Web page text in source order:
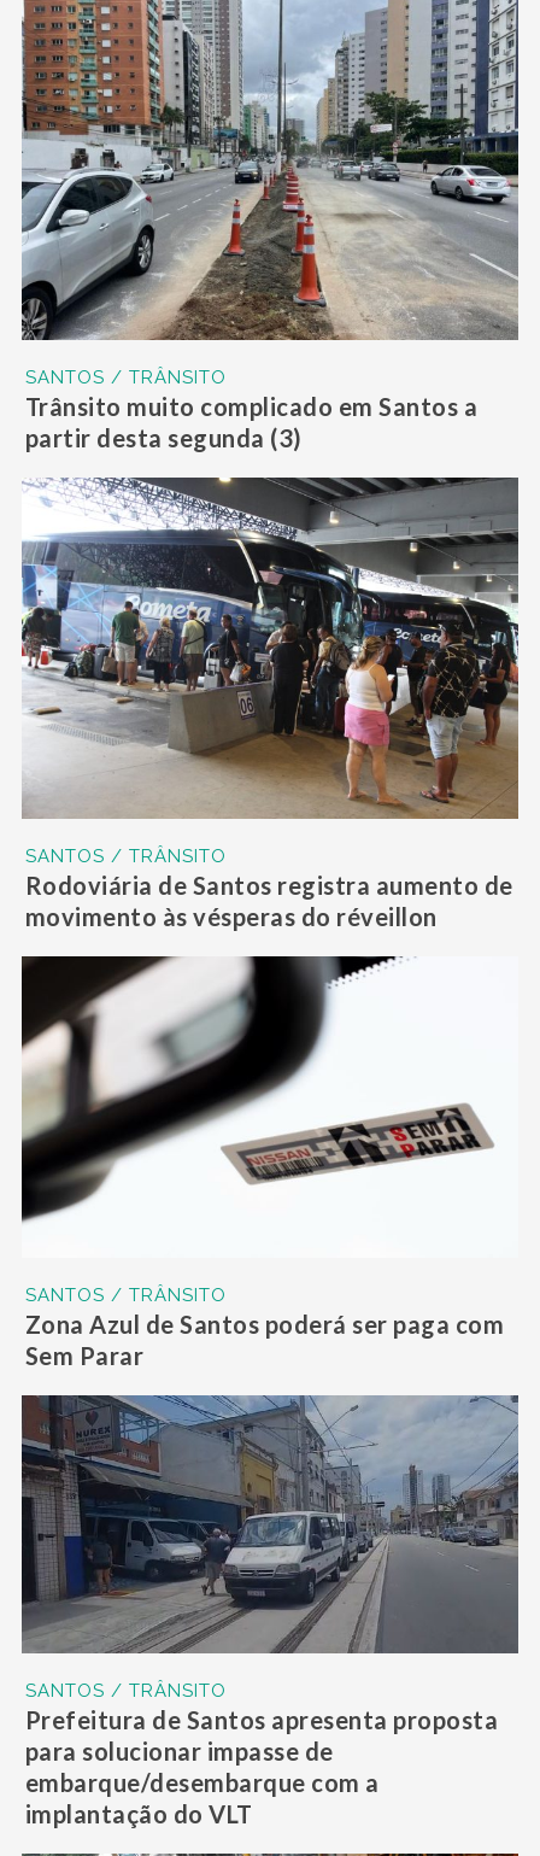
SANTOS / TRÂNSITO
Trânsito muito complicado em Santos a
partir desta segunda (3)
SANTOS / TRÂNSITO
Rodoviária de Santos registra aumento de
movimento às vésperas do réveillon
SANTOS / TRÂNSITO
Zona Azul de Santos poderá ser paga com
Sem Parar
SANTOS / TRÂNSITO
Prefeitura de Santos apresenta proposta
para solucionar impasse de
embarque/desembarque com a
implantação do VLT